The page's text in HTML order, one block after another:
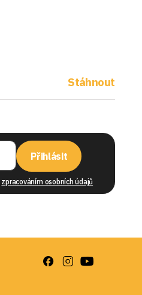
Stáhnout
Přihlásit
zpracováním osobních údajů